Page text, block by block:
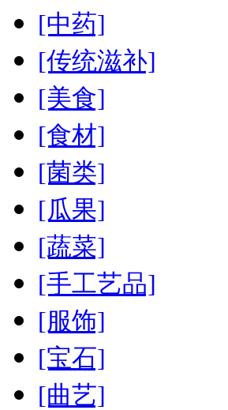
[中药]
[传统滋补]
[美食]
[食材]
[菌类]
[瓜果]
[蔬菜]
[手工艺品]
[服饰]
[宝石]
[曲艺]